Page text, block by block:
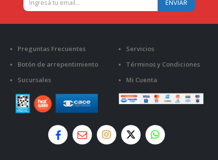
Preguntas Frecuentes
Botón de arrepentimiento
Sucursales
Servicios
Términos y Condiciones
Mi Cuenta